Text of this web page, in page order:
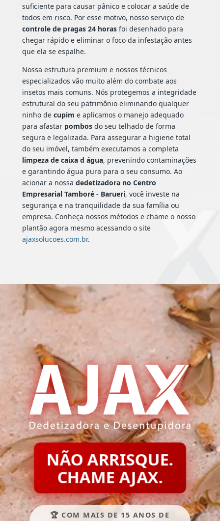
suficiente para causar pânico e colocar a saúde de
todos em risco. Por esse motivo, nosso serviço de
controle de pragas 24 horasfoi desenhado para
chegar rápido e eliminar o foco da infestação antes
que ela se espalhe.
Nossa estrutura premium e nossos técnicos
especializados vão muito além do combate aos
insetos mais comuns. Nós protegemos a integridade
estrutural do seu patrimônio eliminando qualquer
ninho de cupim e aplicamos o manejo adequado
para afastar pombosdo seu telhado de forma
segura e legalizada. Para assegurar a higiene total
do seu imóvel, também executamos a completa
limpeza de caixa d água, prevenindo contaminações
e garantindo água pura para o seu consumo. Ao
acionar a nossa dedetizadora no Centro
Empresarial Tamboré - Barueri, você investe na
segurança e na tranquilidade da sua família ou
empresa. Conheça nossos métodos e chame o nosso
plantão agora mesmo acessando o site
ajaxsolucoes.com.br.
NÃO ARRISQUE.
CHAME AJAX.
🏆 COM MAIS DE 15 ANOS DE